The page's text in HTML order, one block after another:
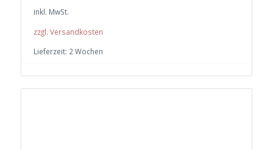
inkl. MwSt.
zzgl. Versandkosten
Lieferzeit: 2 Wochen